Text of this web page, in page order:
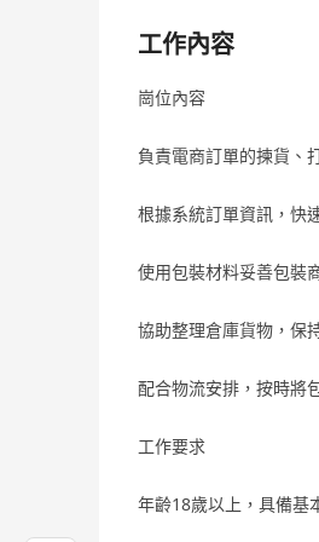
工作內容
崗位內容
負責電商訂單的揀貨、
根據系統訂單資訊，快
使用包裝材料妥善包裝
協助整理倉庫貨物，保
配合物流安排，按時將
工作要求
年齡18歲以上，具備基